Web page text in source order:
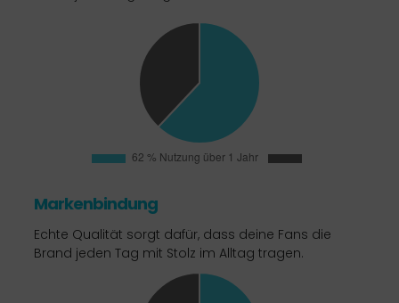
Markenbindung
Echte Qualität sorgt dafür, dass deine Fans die
Brand jeden Tag mit Stolz im Alltag tragen.